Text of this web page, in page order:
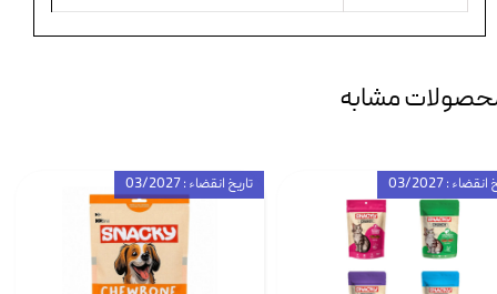
مشابه
تاریخ انقضاء : 03/2027 : 03/2027